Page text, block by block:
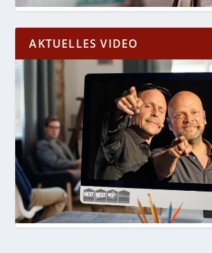
AKTUELLES VIDEO